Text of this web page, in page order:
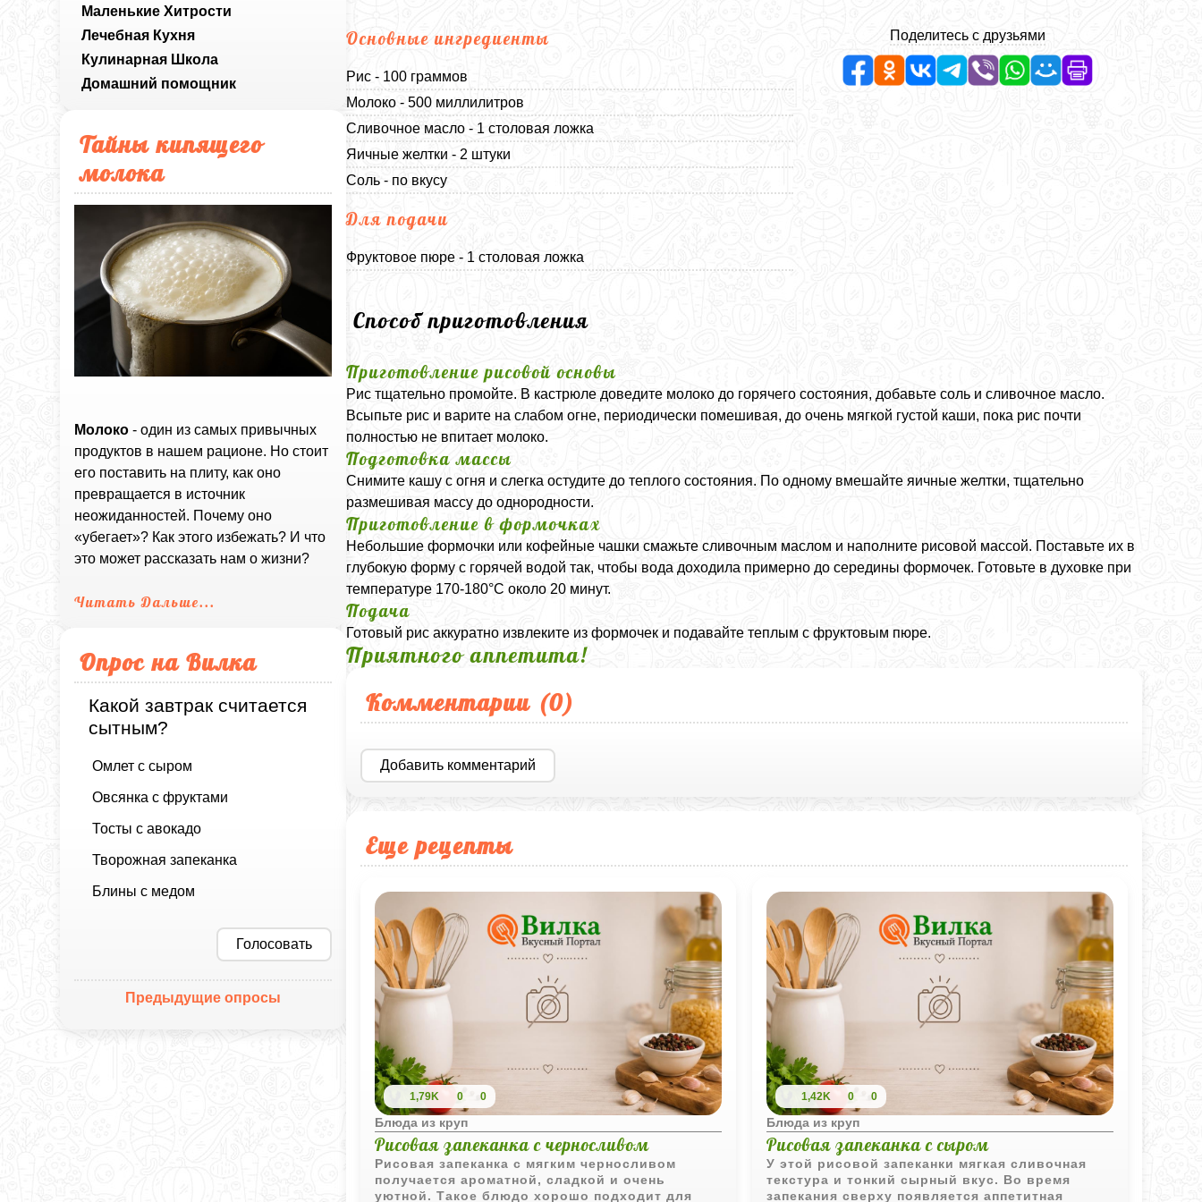
Маленькие Хитрости
Лечебная Кухня
Кулинарная Школа
Домашний помощник
Тайны кипящего
молока
Молоко - один из самых привычных
продуктов в нашем рационе. Но стоит
его поставить на плиту, как оно
превращается в источник
неожиданностей. Почему оно
«убегает»? Как этого избежать? И что
это может рассказать нам о жизни?
Читать Дальше...
Опрос на Вилка
Какой завтрак считается
сытным?
Омлет с сыром
Овсянка с фруктами
Тосты с авокадо
Творожная запеканка
Блины с медом
Голосовать
Предыдущие опросы
Основные ингредиенты
Рис - 100 граммов
Молоко - 500 миллилитров
Сливочное масло - 1 столовая ложка
Яичные желтки - 2 штуки
Соль - по вкусу
Для подачи
Фруктовое пюре - 1 столовая ложка
Поделитесь с друзьями
Способ приготовления
Приготовление рисовой основы
Рис тщательно промойте. В кастрюле доведите молоко до горячего состояния, добавьте соль и сливочное масло.
Всыпьте рис и варите на слабом огне, периодически помешивая, до очень мягкой густой каши, пока рис почти
полностью не впитает молоко.
Подготовка массы
Снимите кашу с огня и слегка остудите до теплого состояния. По одному вмешайте яичные желтки, тщательно
размешивая массу до однородности.
Приготовление в формочках
Небольшие формочки или кофейные чашки смажьте сливочным маслом и наполните рисовой массой. Поставьте их в
глубокую форму с горячей водой так, чтобы вода доходила примерно до середины формочек. Готовьте в духовке при
температуре 170-180°C около 20 минут.
Подача
Готовый рис аккуратно извлеките из формочек и подавайте теплым с фруктовым пюре.
Приятного аппетита!
Комментарии (0)
Добавить комментарий
Еще рецепты
1,79K 0 0
Блюда из круп
Рисовая запеканка с черносливом
Рисовая запеканка с мягким черносливом
получается ароматной, сладкой и очень
уютной. Такое блюдо хорошо подходит для
1,42K 0 0
Блюда из круп
Рисовая запеканка с сыром
У этой рисовой запеканки мягкая сливочная
текстура и тонкий сырный вкус. Во время
запекания сверху появляется аппетитная